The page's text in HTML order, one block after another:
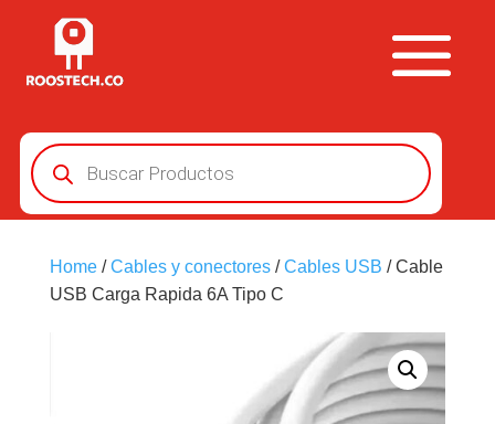
Búsqueda
de
productos
Home/Cables y conectores/Cables USB / Cable
USB Carga Rapida 6A Tipo C